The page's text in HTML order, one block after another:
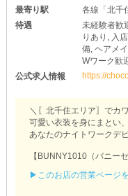
最寄り駅
各線「北千
待遇
未経験者歓
りあり, 入
備, ヘアメ
Wワーク歓
公式求人情報
https://
＼〖北千住エリア〗でカ
可愛い衣装を身にまとい
あなたのナイトワークデ
【BUNNY1010（バニー
₍ ᐢ. ̫ .ᐢ ₎｛プライベートを
▶このお店の営業ページ